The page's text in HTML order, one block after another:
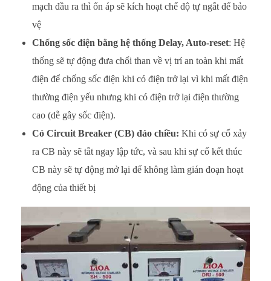
ọ
U
S
Ổ
n
mạch đầu ra thì ổn áp sẽ kích hoạt chế độ tự ngắt để bảo
vệ
Chống sốc điện bằng hệ thống Delay, Auto-reset: Hệ
thống sẽ tự động đưa chổi than về vị trí an toàn khi mất
điện để chống sốc điện khi có điện trở lại vì khi mất điện
thường điện yếu nhưng khi có điện trở lại điện thường
cao (dễ gây sốc điện).
Có Circuit Breaker (CB) đảo chiều: Khi có sự cố xảy
ra CB này sẽ tắt ngay lập tức, và sau khi sự cố kết thúc
CB này sẽ tự động mở lại để không làm gián đoạn hoạt
động của thiết bị